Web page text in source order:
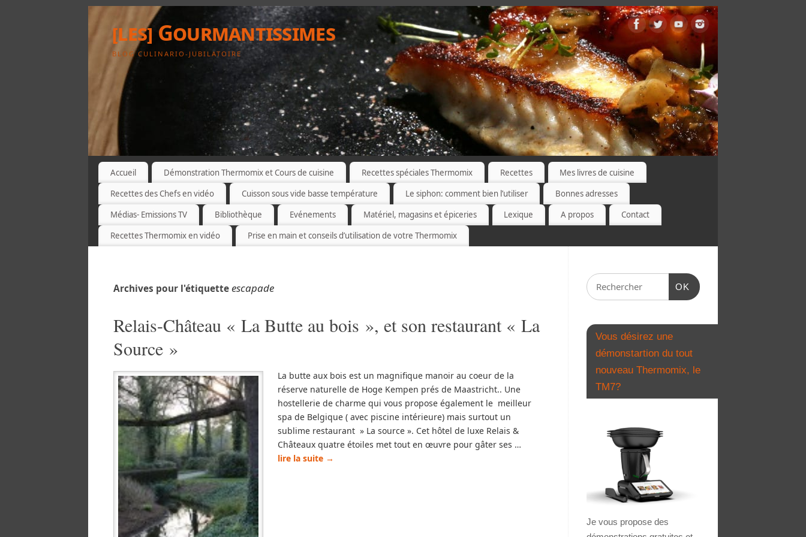
[les] Gourmantissimes
BLOG CULINARIO-JUBILATOIRE
Accueil Démonstration Thermomix et Cours de cuisine Recettes spéciales Thermomix Recettes
Mes livres de cuisine
Recettes des Chefs en vidéo
Cuisson sous vide basse température Le siphon: comment bien l’utiliser
Bonnes adresses
Médias- Emissions TV
Bibliothèque Evénements Matériel, magasins et épiceries Lexique A propos
Contact
Recettes Thermomix en vidéo
Prise en main et conseils d’utilisation de votre Thermomix
Archives pour l'étiquetteescapade
Relais-Château « La Butte au bois », et son restaurant « La
Source »
La butte aux bois est un magnifique manoir au coeur de la
réserve naturelle de Hoge Kempen prés de Maastricht.. Une
hostellerie de charme qui vous propose également le meilleur
spa de Belgique ( avec piscine intérieure) mais surtout un
sublime restaurant » La source ». Cet hôtel de luxe Relais &
Châteaux quatre étoiles met tout en œuvre pour gâter ses …
lire la suite →
OK
Vous désirez une
démonstartion du tout
nouveau Thermomix, le
TM7?
Je vous propose des